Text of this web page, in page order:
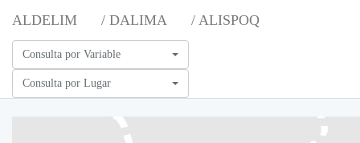
ALDELIM / DALIMA / ALISPOQ
Consulta por Variable
Consulta por Lugar